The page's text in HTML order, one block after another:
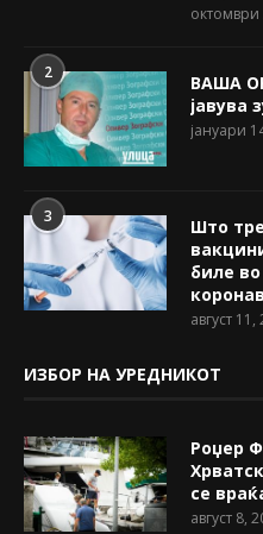
октомври
2
ВАША
јавува
јануари
3
Што
биле
август 11,
ИЗБОР НА УРЕДНИКОТ
Роџер
се
август 8,